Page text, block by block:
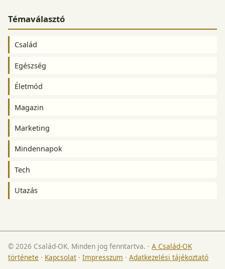
Témaválasztó
Család
Egészség
Életmód
Magazin
Marketing
Mindennapok
Tech
Utazás
© 2026 Család-OK. Minden jog fenntartva. · A Család-OK
története · Kapcsolat · Impresszum · Adatkezelési tájékoztató